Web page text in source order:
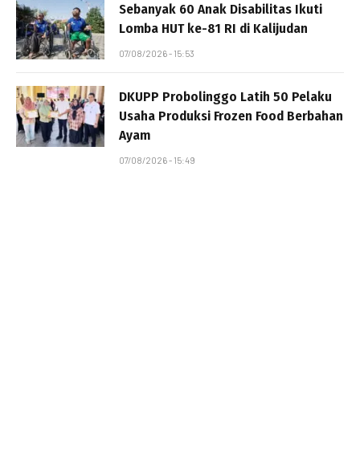
Sebanyak 60 Anak Disabilitas Ikuti
Lomba HUT ke-81 RI di Kalijudan
07/08/2026 - 15:53
DKUPP Probolinggo Latih 50 Pelaku
Usaha Produksi Frozen Food Berbahan
Ayam
07/08/2026 - 15:49